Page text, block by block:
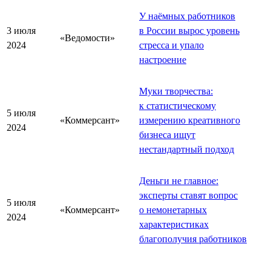
3 июля
2024
«Ведомости»
У наёмных работников
в России вырос уровень
стресса и упало
настроение
5 июля
2024
«Коммерсант»
Муки творчества:
к статистическому
измерению креативного
бизнеса ищут
нестандартный подход
5 июля
2024
«Коммерсант»
Деньги не главное:
эксперты ставят вопрос
о немонетарных
характеристиках
благополучия работников